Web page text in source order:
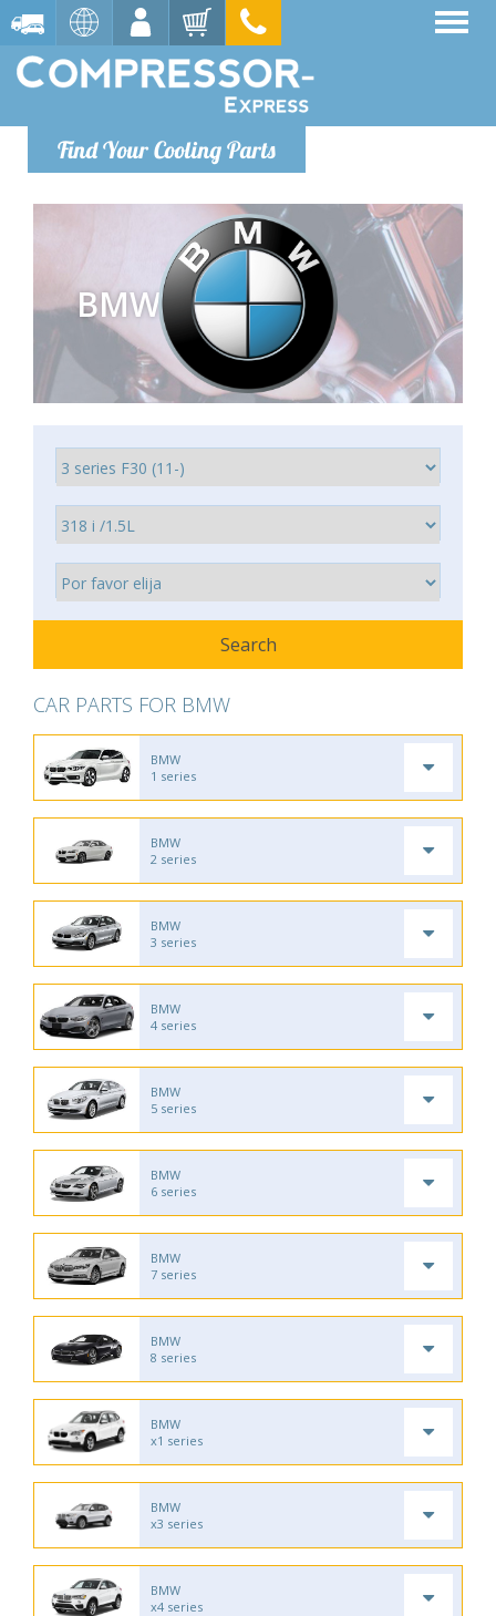
Find Your Cooling Parts
BMW
CAR PARTS FOR BMW
BMW
1 series
BMW
2 series
BMW
3 series
BMW
4 series
BMW
5 series
BMW
6 series
BMW
7 series
BMW
8 series
BMW
x1 series
BMW
x3 series
BMW
x4 series